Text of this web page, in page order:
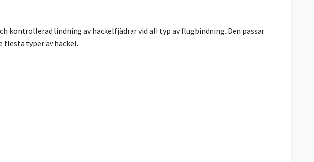
kontrollerad lindning av hackelfjädrar vid all typ av flugbindning. Den passar
flesta typer av hackel.